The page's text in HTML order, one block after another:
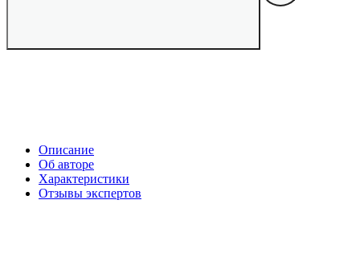
Описание
Об авторе
Характеристики
Отзывы экспертов